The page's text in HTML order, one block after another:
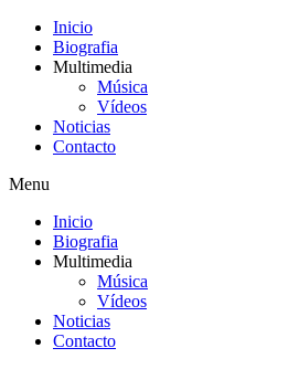
Inicio
Biografia
Multimedia
Música
Vídeos
Noticias
Contacto
Menu
Inicio
Biografia
Multimedia
Música
Vídeos
Noticias
Contacto